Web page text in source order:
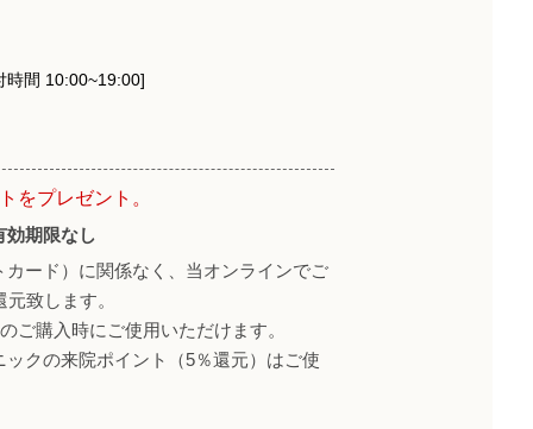
間 10:00~19:00]
をプレゼント。
期限なし
ード）に関係なく、当オンラインでご
致します。
ご購入時にご使用いただけます。
クの来院ポイント（5％還元）はご使